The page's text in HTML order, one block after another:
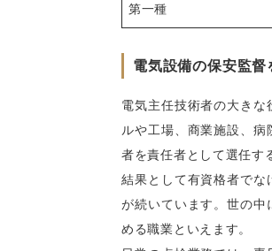
第一種
電気設備の保安監督
電気主任技術者の大き
ルや工場、商業施設、
者を責任者として選任す
結果として有資格者でな
が続いています。世の中
める職業といえます。